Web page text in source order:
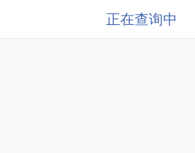
正在查询中